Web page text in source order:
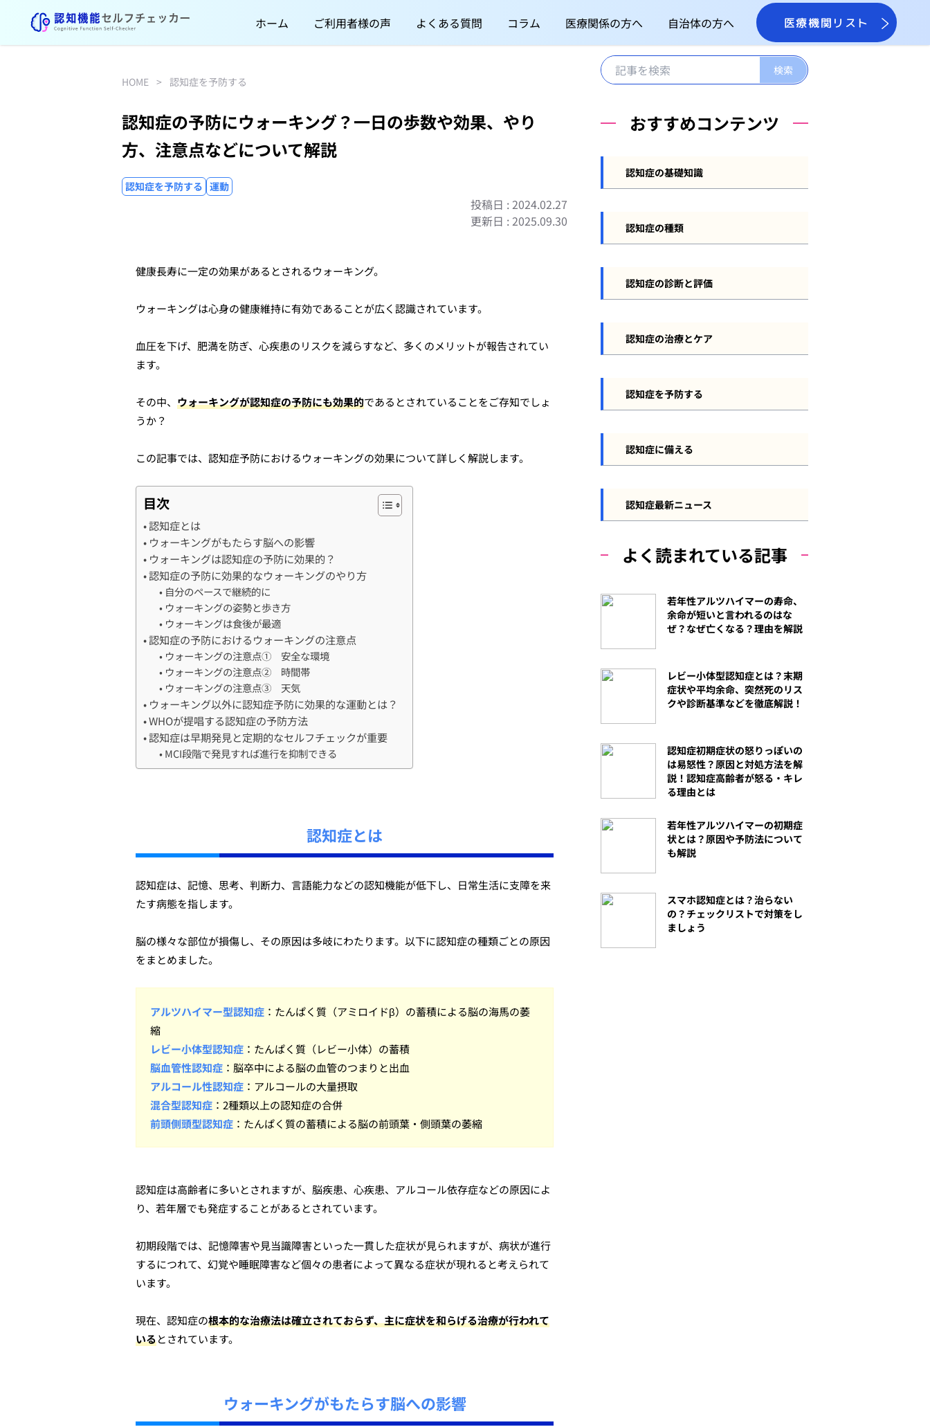
ホーム ご利用者様の声 よくある質問 コラム 医療関係の方へ 自治体の方へ 医療機関リスト
HOME > 認知症を予防する
認知症の予防にウォーキング？一日の歩数や効果、やり
方、注意点などについて解説
認知症を予防する 運動
投稿日 : 2024.02.27
更新日 : 2025.09.30
健康長寿に一定の効果があるとされるウォーキング。
ウォーキングは心身の健康維持に有効であることが広く認識されています。
血圧を下げ、肥満を防ぎ、心疾患のリスクを減らすなど、多くのメリットが報告されてい
ます。
その中、 ウォーキングが認知症の予防にも効果的であるとされていることをご存知でしょ
うか？
この記事では、認知症予防におけるウォーキングの効果について詳しく解説します。
目次
認知症とは
ウォーキングがもたらす脳への影響
ウォーキングは認知症の予防に効果的？
認知症の予防に効果的なウォーキングのやり方
自分のペースで継続的に
ウォーキングの姿勢と歩き方
ウォーキングは食後が最適
認知症の予防におけるウォーキングの注意点
ウォーキングの注意点① 安全な環境
ウォーキングの注意点② 時間帯
ウォーキングの注意点③ 天気
ウォーキング以外に認知症予防に効果的な運動とは？
WHOが提唱する認知症の予防方法
認知症は早期発見と定期的なセルフチェックが重要
MCI段階で発見すれば進行を抑制できる
認知症とは
認知症は、記憶、思考、判断力、言語能力などの認知機能が低下し、日常生活に支障を来
たす病態を指します。
脳の様々な部位が損傷し、その原因は多岐にわたります。以下に認知症の種類ごとの原因
をまとめました。
アルツハイマー型認知症 ：たんぱく質（アミロイドβ）の蓄積による脳の海馬の萎
縮
レビー小体型認知症 ：たんぱく質（レビー小体）の蓄積
脳血管性認知症 ：脳卒中による脳の血管のつまりと出血
アルコール性認知症 ：アルコールの大量摂取
混合型認知症 ：2種類以上の認知症の合併
前頭側頭型認知症 ：たんぱく質の蓄積による脳の前頭葉・側頭葉の萎縮
認知症は高齢者に多いとされますが、脳疾患、心疾患、アルコール依存症などの原因によ
り、若年層でも発症することがあるとされています。
初期段階では、記憶障害や見当識障害といった一貫した症状が見られますが、病状が進行
するにつれて、幻覚や睡眠障害など個々の患者によって異なる症状が現れると考えられて
います。
現在、認知症の根本的な治療法は確立されておらず、主に症状を和らげる治療が行われて
いるとされています。
ウォーキングがもたらす脳への影響
おすすめコンテンツ
認知症の基礎知識
認知症の症状
認知症の原因
認知症の種類
レビー小体型認知症
前頭側頭型認知症
若年性認知症
認知症の診断と評価
長谷川式
MMSE
自己チェック
認知症の治療とケア
認知症のケアと介護
認知症の法制度・サービス
認知症を予防する
運動
食事
認知症に備える
認知症と保険
認知症と費用
認知症最新ニュース
よく読まれている記事
若年性アルツハイマーの寿命、
余命が短いと言われるのはな
ぜ？なぜ亡くなる？理由を解説
レビー小体型認知症とは？末期
症状や平均余命、突然死のリス
クや診断基準などを徹底解説！
認知症初期症状の怒りっぽいの
は易怒性？原因と対処方法を解
説！認知症高齢者が怒る・キレ
る理由とは
若年性アルツハイマーの初期症
状とは？原因や予防法について
も解説
スマホ認知症とは？治らない
の？チェックリストで対策をし
ましょう